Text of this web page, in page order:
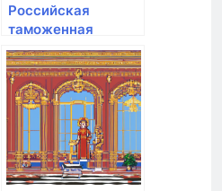
Российская
таможенная
академия